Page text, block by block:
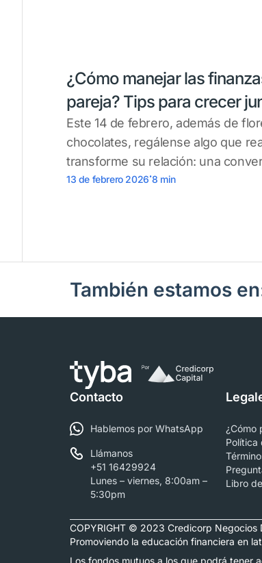
¿Cómo manejar las
pareja? Tips para crecer
Este 14 de febrero, además de
chocolates, regálense algo que
transforme su relación: una
13 de febrero 2026.8 min
También estamos
Contacto
Hablemos por WhatsApp
Llámanos
+51 16429924
Lunes – viernes, 8:00am –
5:30pm
¿Cómo
Política
Libro
COPYRIGHT © 2023 Credicorp Negocios
Promoviendo la educación financiera en
Los fondos mutuos a los que podrá tener